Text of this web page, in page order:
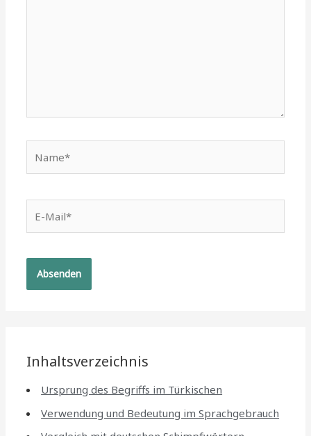
Mail*
Inhaltsverzeichnis
Ursprung des Begriffs im Türkischen
Verwendung und Bedeutung im Sprachgebrauch